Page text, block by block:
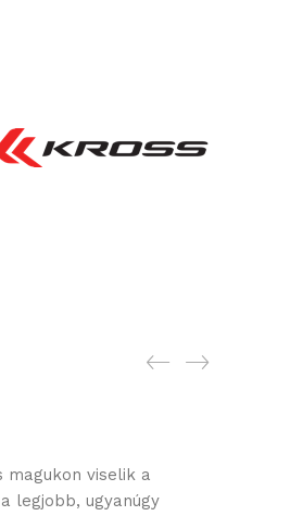
viselik a
legjobb, ugyanúgy